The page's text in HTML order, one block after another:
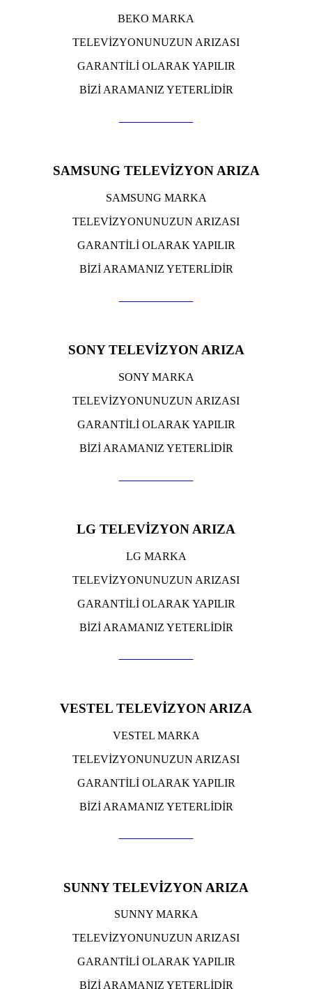
BEKO MARKA
TELEVİZYONUNUZUN ARIZASI
GARANTİLİ OLARAK YAPILIR
BİZİ ARAMANIZ YETERLİDİR
SAMSUNG TELEVİZYON ARIZA
SAMSUNG MARKA
TELEVİZYONUNUZUN ARIZASI
GARANTİLİ OLARAK YAPILIR
BİZİ ARAMANIZ YETERLİDİR
SONY TELEVİZYON ARIZA
SONY MARKA
TELEVİZYONUNUZUN ARIZASI
GARANTİLİ OLARAK YAPILIR
BİZİ ARAMANIZ YETERLİDİR
LG TELEVİZYON ARIZA
LG MARKA
TELEVİZYONUNUZUN ARIZASI
GARANTİLİ OLARAK YAPILIR
BİZİ ARAMANIZ YETERLİDİR
VESTEL TELEVİZYON ARIZA
VESTEL MARKA
TELEVİZYONUNUZUN ARIZASI
GARANTİLİ OLARAK YAPILIR
BİZİ ARAMANIZ YETERLİDİR
SUNNY TELEVİZYON ARIZA
SUNNY MARKA
TELEVİZYONUNUZUN ARIZASI
GARANTİLİ OLARAK YAPILIR
BİZİ ARAMANIZ YETERLİDİR